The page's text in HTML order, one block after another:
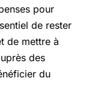
pour
de rester
de mettre à
des
du